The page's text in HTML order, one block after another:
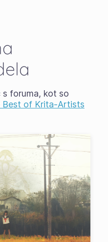
s foruma, kot so
Best of Krita-Artists